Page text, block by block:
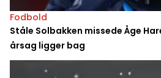
Fodbold
Ståle Solbakken missede Åge
årsag ligger bag